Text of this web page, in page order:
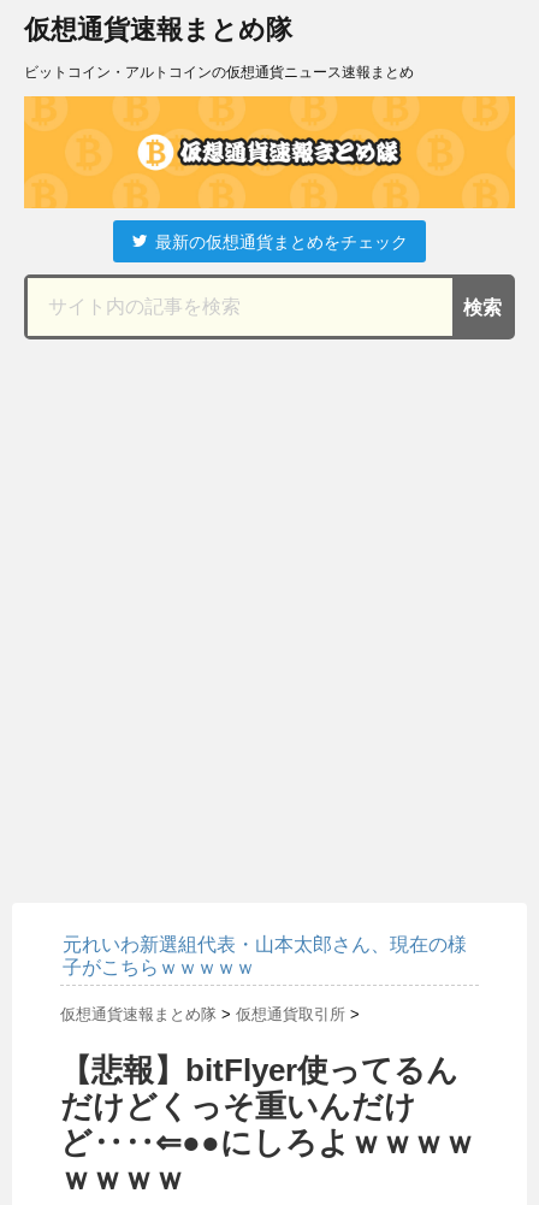
仮想通貨速報まとめ隊
ビットコイン・アルトコインの仮想通貨ニュース速報まとめ
最新の仮想通貨まとめをチェック
元れいわ新選組代表・山本太郎さん、現在の様
子がこちらｗｗｗｗｗ
仮想通貨速報まとめ隊 > 仮想通貨取引所 >
【悲報】bitFlyer使ってるん
だけどくっそ重いんだけ
ど‥‥⇐●●にしろよｗｗｗｗ
ｗｗｗｗ